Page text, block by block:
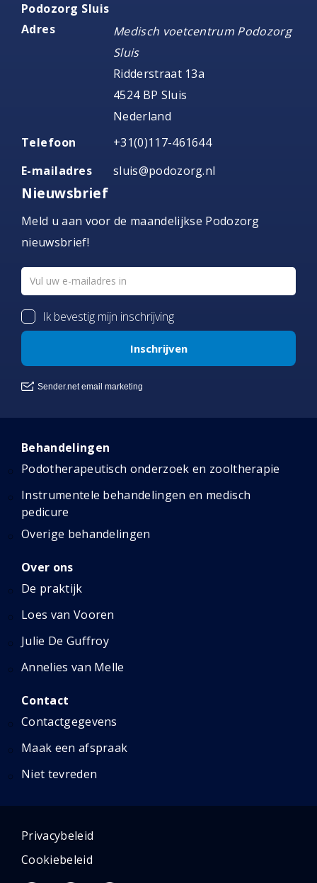
Podozorg Sluis
Adres
Medisch voetcentrum Podozorg
Sluis
Ridderstraat 13a
4524 BP Sluis
Nederland
Telefoon
+31(0)117-461644
E-mailadres
sluis@podozorg.nl
Nieuwsbrief
Meld u aan voor de maandelijkse Podozorg
nieuwsbrief!
Behandelingen
Podotherapeutisch onderzoek en zooltherapie
Instrumentele behandelingen en medisch
pedicure
Overige behandelingen
Over ons
De praktijk
Loes van Vooren
Julie De Guffroy
Annelies van Melle
Contact
Contactgegevens
Maak een afspraak
Niet tevreden
Privacybeleid
Cookiebeleid